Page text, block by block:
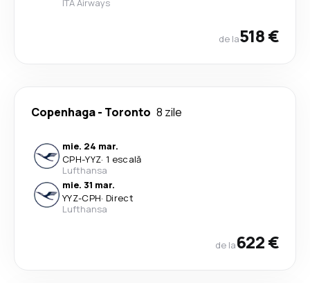
ITA Airways
de la518 €
Copenhaga- Toronto 8 zile
mie. 24 mar.
CPH-YYZ· 1 escală
Lufthansa
mie. 31 mar.
YYZ-CPH· Direct
Lufthansa
de la622 €